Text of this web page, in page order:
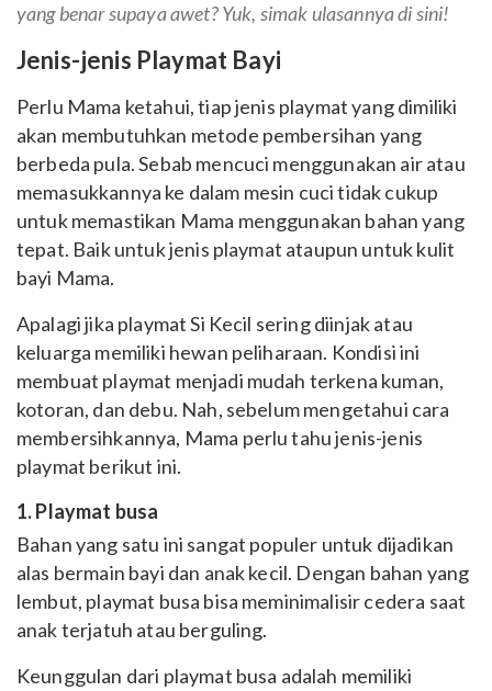
yang benar supaya awet? Yuk, simak ulasannya di sini!
Jenis-jenis Playmat Bayi
Perlu Mama ketahui, tiap jenis playmat yang dimiliki
akan membutuhkan metode pembersihan yang
berbeda pula. Sebab mencuci menggunakan air atau
memasukkannya ke dalam mesin cuci tidak cukup
untuk memastikan Mama menggunakan bahan yang
tepat. Baik untuk jenis playmat ataupun untuk kulit
bayi Mama.
Apalagi jika playmat Si Kecil sering diinjak atau
keluarga memiliki hewan peliharaan. Kondisi ini
membuat playmat menjadi mudah terkena kuman,
kotoran, dan debu. Nah, sebelum mengetahui cara
membersihkannya, Mama perlu tahu jenis-jenis
playmat berikut ini.
1. Playmat busa
Bahan yang satu ini sangat populer untuk dijadikan
alas bermain bayi dan anak kecil. Dengan bahan yang
lembut, playmat busa bisa meminimalisir cedera saat
anak terjatuh atau berguling.
Keunggulan dari playmat busa adalah memiliki